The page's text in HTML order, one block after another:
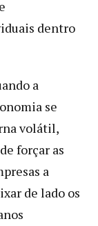
dentro
a
se
volátil,
forçar as
a
de lado os